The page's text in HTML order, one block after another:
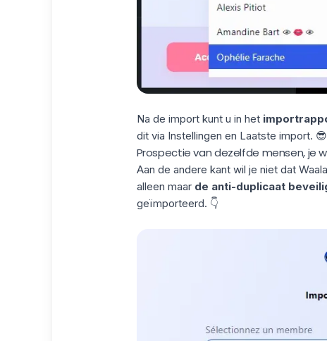
Na de import kunt u in het
dit via Instellingen en Laatste import. 😎
Prospectie van dezelfde mensen, je
Aan de andere kant wil je niet dat
alleen maar de anti-duplicaat
geïmporteerd. 👇